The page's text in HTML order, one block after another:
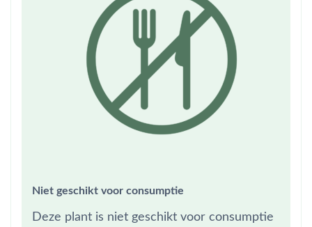
Niet geschikt voor consumptie
Deze plant is niet geschikt voor consumptie